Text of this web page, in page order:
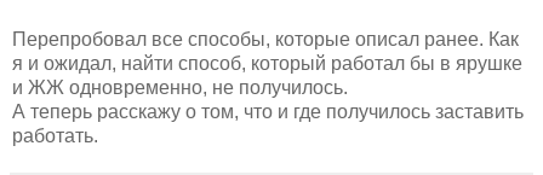
Перепробовал все способы, которые описал ранее. Как
я и ожидал, найти способ, который работал бы в ярушке
и ЖЖ одновременно, не получилось.
А теперь расскажу о том, что и где получилось заставить
работать.